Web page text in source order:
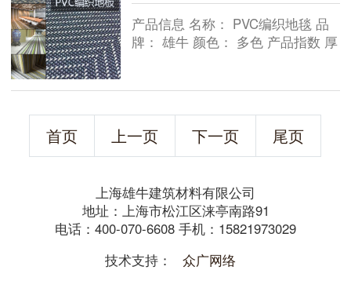
产品信息 名称： PVC编织地毯 品
牌： 雄牛 颜色： 多色 产品指数 厚
水、吸音、易清洗 适用场所 会所、
酒店、办公室、展
首页 上一页 下一页 尾页
上海雄牛建筑材料有限公司
地址：上海市松江区涞亭南路91
电话：400-070-6608 手机：15821973029
技术支持：
众广网络